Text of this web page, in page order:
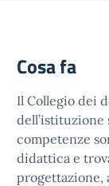
Cosa fa
Il Collegio dei
dell’istituzione
competenze
didattica e
progettazione,